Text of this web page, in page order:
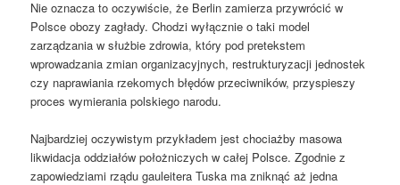
Nie oznacza to oczywiście, że Berlin zamierza przywrócić w
Polsce obozy zagłady. Chodzi wyłącznie o taki model
zarządzania w służbie zdrowia, który pod pretekstem
wprowadzania zmian organizacyjnych, restrukturyzacji jednostek
czy naprawiania rzekomych błędów przeciwników, przyspieszy
proces wymierania polskiego narodu.
Najbardziej oczywistym przykładem jest chociażby masowa
likwidacja oddziałów położniczych w całej Polsce. Zgodnie z
zapowiedziami rządu gauleitera Tuska ma zniknąć aż jedna